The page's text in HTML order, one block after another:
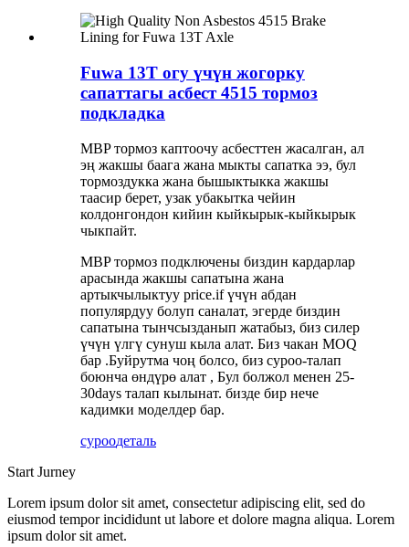
Fuwa 13T огу үчүн жогорку
сапаттагы асбест 4515 тормоз
подкладка
MBP тормоз каптоочу асбесттен жасалган, ал
эң жакшы баага жана мыкты сапатка ээ, бул
тормоздукка жана бышыктыкка жакшы
таасир берет, узак убакытка чейин
колдонгондон кийин кыйкырык-кыйкырык
чыкпайт.
MBP тормоз подключены биздин кардарлар
арасында жакшы сапатына жана
артыкчылыктуу price.if үчүн абдан
популярдуу болуп саналат, эгерде биздин
сапатына тынчсызданып жатабыз, биз силер
үчүн үлгү сунуш кыла алат. Биз чакан MOQ
бар .Буйрутма чоң болсо, биз суроо-талап
боюнча өндүрө алат , Бул болжол менен 25-
30days талап кылынат. бизде бир нече
кадимки моделдер бар.
суроодеталь
Start Jurney
Lorem ipsum dolor sit amet, consectetur adipiscing elit, sed do
eiusmod tempor incididunt ut labore et dolore magna aliqua. Lorem
ipsum dolor sit amet.